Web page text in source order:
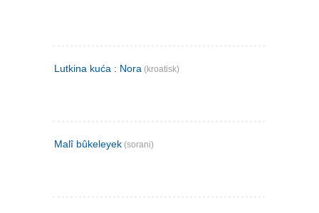
Lutkina kuća : Nora (kroatisk)
Malî bûkeleyek (sorani)